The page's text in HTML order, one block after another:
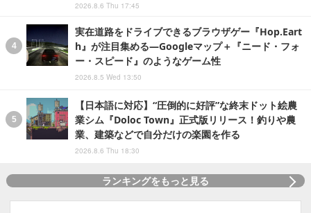
2026.8.6 Thu 17:45
実在道路をドライブできるブラウザゲー『Hop.Eart
h』が注目集める―Googleマップ＋『ニード・フォ
ー・スピード』のようなゲーム性
2026.8.5 Wed 13:50
【日本語に対応】“圧倒的に好評”な終末ドット絵農
業シム『Doloc Town』正式版リリース！釣りや農
業、建築などで自分だけの楽園を作る
2026.8.6 Thu 18:30
ランキングをもっと見る